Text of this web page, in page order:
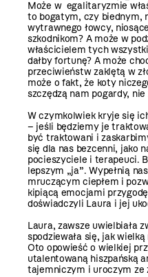
Może w egalitaryzmie
to bogatym, czy biednym,
wytrawnego łowcy,
szkodnikom? A może w
właścicielem tych
dałby fortunę? A może
przeciwieństw zaklętą w
może o fakt, że koty
szczędzą nam pogardy,
W czymkolwiek kryje się
– jeśli będziemy je
być traktowani i
się dla nas bezcenni, jako
pocieszyciele i terapeuci.
lepszym „ja”. Wypełnią
mruczącym ciepłem i
kipiącą emocjami
doświadczyli Laura i jej
Laura, zawsze uwielbiała
spodziewała się, jak
Oto opowieść o wielkiej
utalentowaną hiszpańską
tajemniczym i uroczym ze